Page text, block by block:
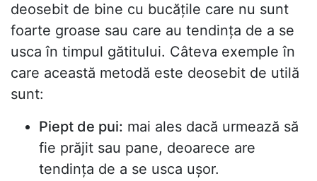
deosebit de bine cu bucățile care nu sunt
foarte groase sau care au tendința de a se
usca în timpul gătitului. Câteva exemple în
care această metodă este deosebit de utilă
sunt:
Piept de pui: mai ales dacă urmează să
fie prăjit sau pane, deoarece are
tendința de a se usca ușor.